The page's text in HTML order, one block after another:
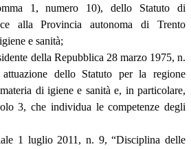
1, numero 10), dello Statuto di
alla Provincia autonoma di Trento
e sanità;
della Repubblica 28 marzo 1975, n.
dello Statuto per la regione
di igiene e sanità e, in particolare,
3, che individua le competenze degli
1 luglio 2011, n. 9, “Disciplina delle